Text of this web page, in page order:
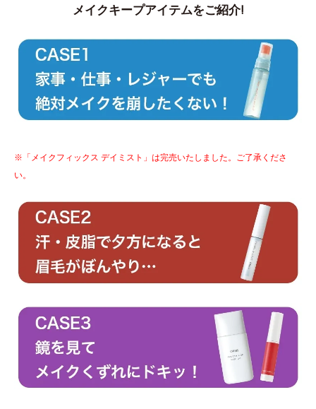
メイクキープアイテムをご紹介!
※「メイクフィックス デイミスト」は完売いたしました。ご了承くださ
い。